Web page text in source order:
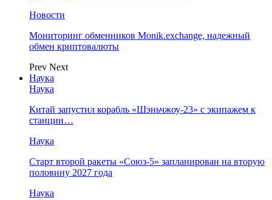
Новости
Мониторинг обменников Monik.exchange, надежный
обмен криптовалюты
Prev Next
Наука
Наука
Китай запустил корабль «Шэньчжоу-23» с экипажем к
станции…
Наука
Старт второй ракеты «Союз-5» запланирован на вторую
половину 2027 года
Наука